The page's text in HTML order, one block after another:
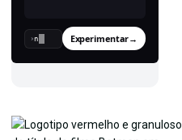
› Experimentar